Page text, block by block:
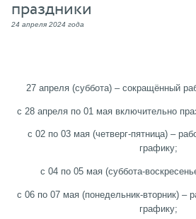
праздники
24 апреля 2024 года
27 апреля (суббота) – сокращённый
с 28 апреля по 01 мая включительно
с 02 по 03 мая (четверг-пятница) –
графику;
с 04 по 05 мая (суббота-
с 06 по 07 мая (понедельник-вторник) –
графику;